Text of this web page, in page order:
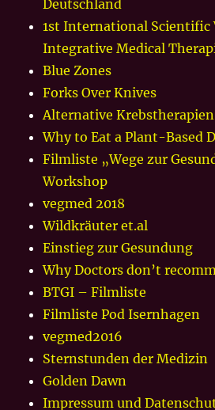
Deutschland
1st International Scientific
Integrative Medical
Blue Zones
Forks Over Knives
Alternative Krebstherapien
Why to Eat a Plant-Based
Filmliste „Wege zur
Workshop
vegmed 2018
Wildkräuter et.al
Einstieg zur Gesundung
Why Doctors don’t
BTGI – Filmliste
Filmliste Pod Isernhagen
vegmed2016
Sternstunden der Medizin
Golden Dawn
Impressum und